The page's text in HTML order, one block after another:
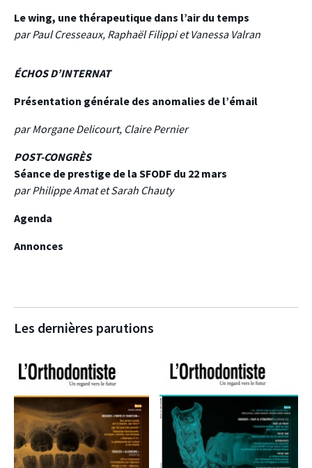
Le wing, une thérapeutique dans l’air du temps
par Paul Cresseaux, Raphaël Filippi et Vanessa Valran
ÉCHOS D’INTERNAT
Présentation générale des anomalies de l’émail
par Morgane Delicourt, Claire Pernier
POST-CONGRÈS
Séance de prestige de la SFODF du 22 mars
par Philippe Amat et Sarah Chauty
Agenda
Annonces
Les dernières parutions